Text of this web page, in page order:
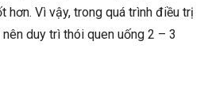
hơn. Vì vậy, trong quá trình điều trị
duy trì thói quen uống 2 – 3